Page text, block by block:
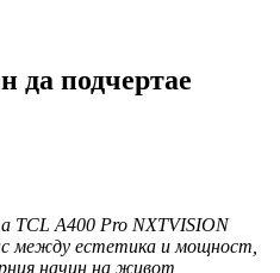
да подчертае
TCL A400 Pro NXTVISION
между естетика и мощност,
начин на живот